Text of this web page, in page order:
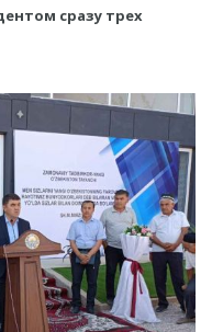
сразу трех